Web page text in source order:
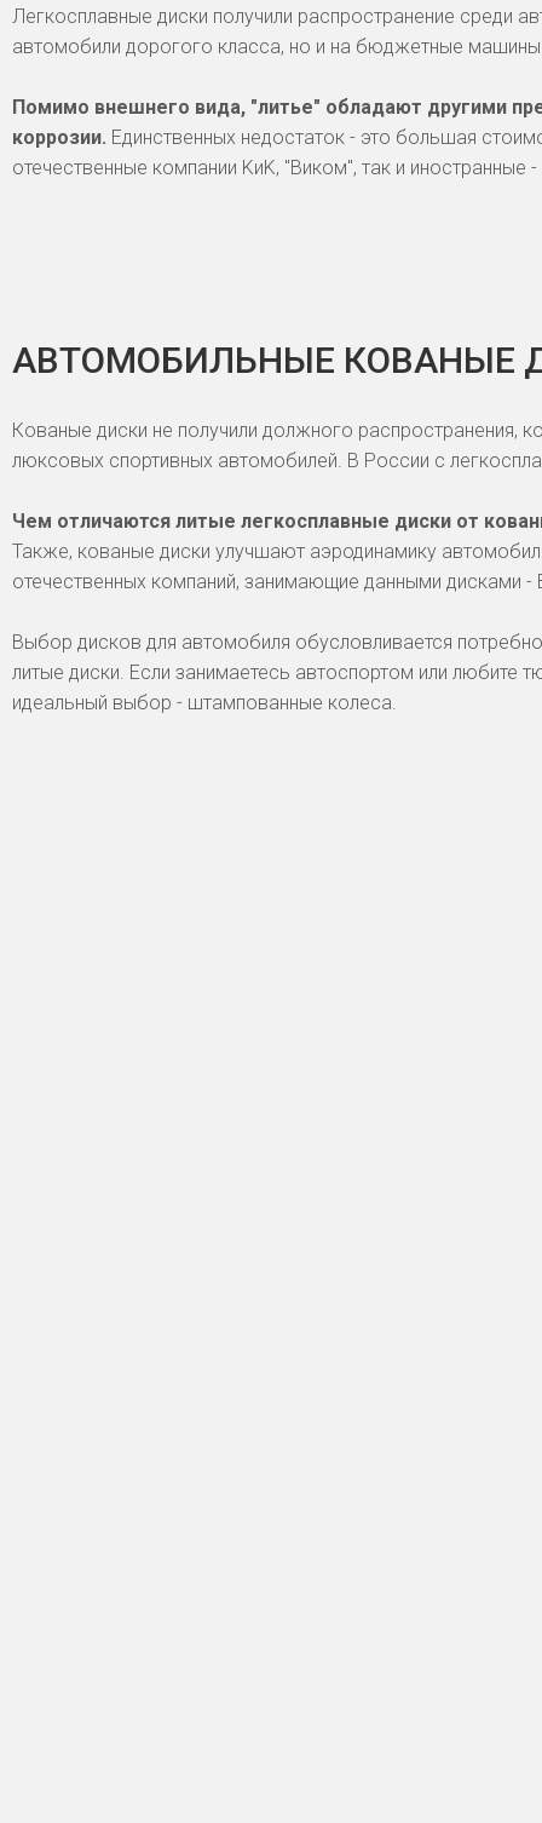
Легкосплавные диски получили распространение среди
автомобили дорогого класса, но и на бюджетные
Помимо внешнего вида, "литье" обладают другими
коррозии. Единственных недостаток - это большая
отечественные компании KиK, "Виком", так и
АВТОМОБИЛЬНЫЕ КОВАНЫЕ
Кованые диски не получили должного распространения,
люксовых спортивных автомобилей. В России с
Чем отличаются литые легкосплавные диски от
Также, кованые диски улучшают аэродинамику
отечественных компаний, занимающие данными
Выбор дисков для автомобиля обусловливается
литые диски. Если занимаетесь автоспортом или
идеальный выбор - штампованные колеса.